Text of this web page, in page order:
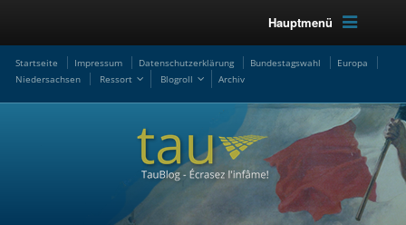
Hauptmenü
Startseite Impressum Datenschutzerklärung Bundestagswahl
Europa
Niedersachsen
Ressort Blogroll Archiv